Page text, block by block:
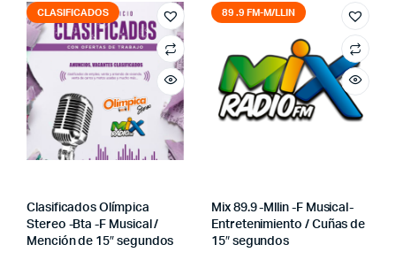
CLASIFICADOS
Clasificados Olímpica
Stereo -Bta -F Musical /
Mención de 15″ segundos
89 .9 FM-M/LLIN
Mix 89.9 -Mllin -F Musical-
Entretenimiento / Cuñas de
15″ segundos